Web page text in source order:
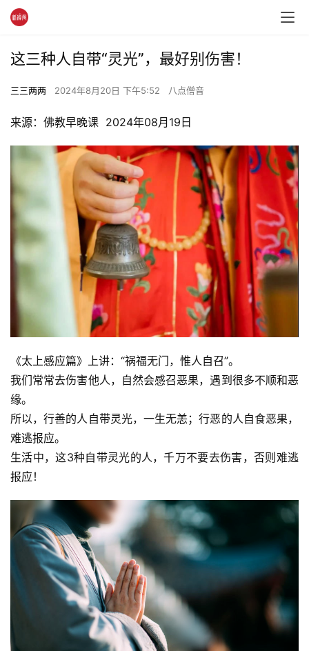
这三种人自带“灵光”，最好别伤害！
三三两两 2024年8月20日 下午5:52 八点僧音
来源：佛教早晚课  2024年08月19日
《太上感应篇》上讲：“祸福无门，惟人自召”。
我们常常去伤害他人，自然会感召恶果，遇到很多不顺和恶
缘。
所以，行善的人自带灵光，一生无恙；行恶的人自食恶果，
难逃报应。
生活中，这3种自带灵光的人，千万不要去伤害，否则难逃
报应！